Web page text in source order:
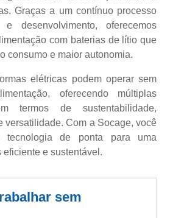
Graças a um contínuo processo
desenvolvimento, oferecemos
com baterias de lítio que
consumo e maior autonomia.
elétricas podem operar sem
oferecendo múltiplas
termos de sustentabilidade,
versatilidade. Com a Socage, você
tecnologia de ponta para uma
eficiente e sustentável.
sem